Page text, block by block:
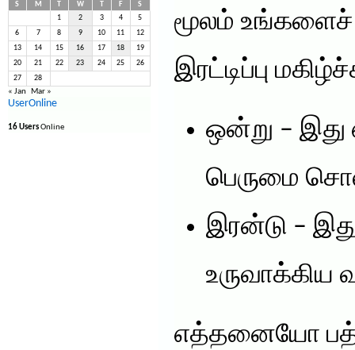
S
M W F
S
1
2 3 4 5
6 7 8 9 10 11 12
13 14 15 16 17 18 19
20 21 22 23 24 25 26
27 28
« Jan Mar »
UserOnline
16 UsersOnline
மூலம் உங்களைச்
இரட்டிப்பு
ஒன்று –
பெருமை
இரன்டு –
எத்தனையோ